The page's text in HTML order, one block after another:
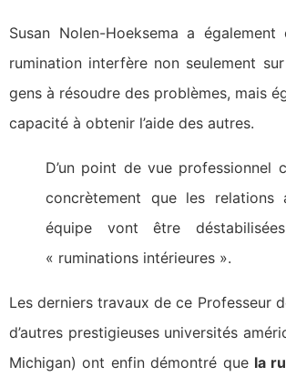
Susan Nolen-Hoeksema a
rumination interfère non seulement
gens à résoudre des problèmes, mais
capacité à obtenir l’aide des autres.
D’un point de vue professionnel
concrètement que les relations
équipe vont être
« ruminations intérieures ».
Les derniers travaux de ce Professeur
d’autres prestigieuses universités
Michigan) ont enfin démontré que la